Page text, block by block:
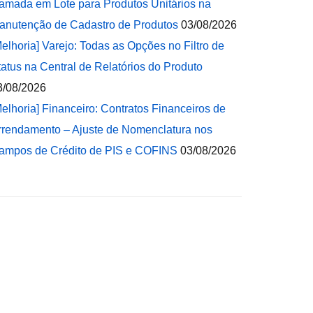
em Lote para Produtos Unitários na
de Cadastro de Produtos 03/08/2026
Varejo: Todas as Opções no Filtro de
na Central de Relatórios do Produto
08/2026
Financeiro: Contratos Financeiros de
– Ajuste de Nomenclatura nos
de Crédito de PIS e COFINS 03/08/2026